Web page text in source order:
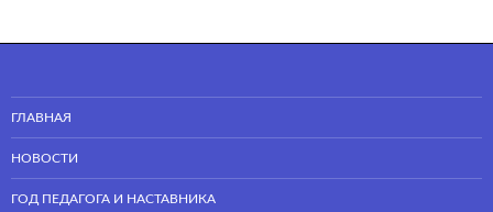
ГЛАВНАЯ
НОВОСТИ
ГОД ПЕДАГОГА И НАСТАВНИКА